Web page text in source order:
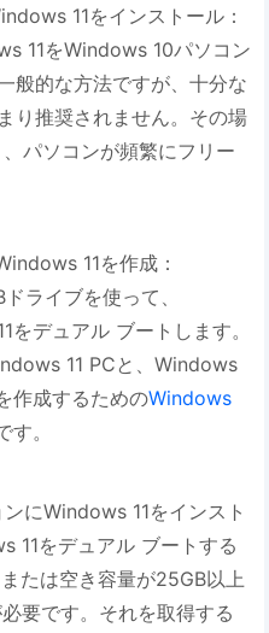
11をインストール：
11をWindows 10パソコン
般的な方法ですが、十分な
り推奨されません。その場
パソコンが頻繁にフリー
11を作成：
ライブを使って、
デュアル ブートします。
11 PCと、Windows
作成するためのWindows
。
にWindows 11をインスト
11をデュアル ブートする
たは空き容量が25GB以上
要です。それを取得する